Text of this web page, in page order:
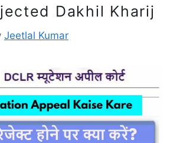
Dakhil Kharij
Jeetlal Kumar